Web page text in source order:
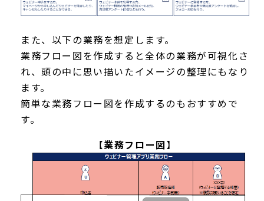
また、以下の業務を想定します。
業務フロー図を作成すると全体の業務が可視化さ
れ、頭の中に思い描いたイメージの整理にもなり
ます。
簡単な業務フロー図を作成するのもおすすめで
す。
【業務フロー図】